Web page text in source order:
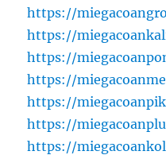
https://
https://
https://
https://
https://
https://
https://